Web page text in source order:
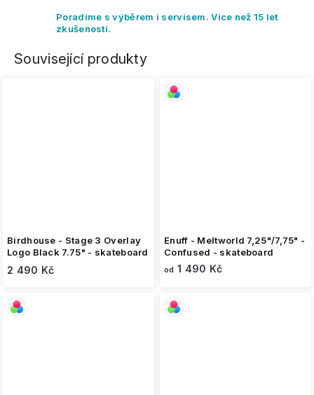
Poradíme s výběrem i servisem. Více než 15 let
zkušeností.
Související produkty
Birdhouse - Stage 3 Overlay
Logo Black 7.75" - skateboard
2 490 Kč
Enuff - Meltworld 7,25"/7,75" -
Confused - skateboard
od 1 490 Kč